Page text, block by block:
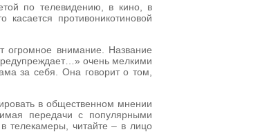
по телевидению, в кино, в
противоникотиновой
огромное внимание. Название
очень мелкими
за себя. Она говорит о том,
в общественном мнении
передачи с популярными
читайте – в лицо